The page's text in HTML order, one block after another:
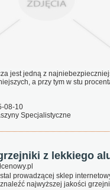
jest jedną z
a przy tym w stu
08-10
Specjalistyczne
z lekkiego
prowadzącej sklep
najwyższej jakości